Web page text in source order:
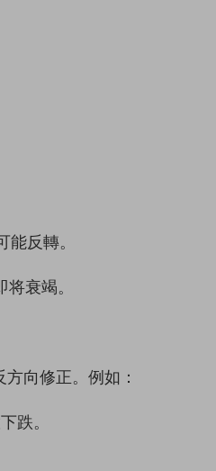
反轉。
衰竭。
向修正。例如：
跌。